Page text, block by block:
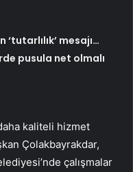
‘tutarlılık’ mesajı…
pusula net olmalı
kaliteli hizmet
Çolakbayrakdar,
çalışmalar